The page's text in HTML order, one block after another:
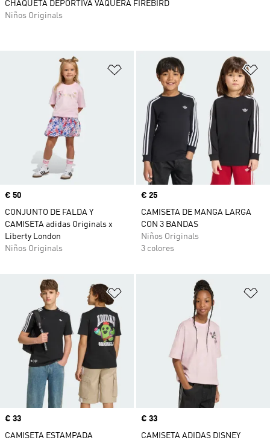
Añadir a la lista de deseos
Precio
€ 50
CONJUNTO DE FALDA Y
CAMISETA adidas Originals x
Liberty London
Niños Originals
Precio
€ 25
CAMISETA DE MANGA LARGA
CON 3 BANDAS
Niños Originals
3 colores
Añadir a la lista de deseos
Precio
€ 33
CAMISETA ESTAMPADA
Precio
€ 33
CAMISETA ADIDAS DISNEY
CHAQUETA DEPORTIVA VAQUERA FIREBIRD
Niños Originals